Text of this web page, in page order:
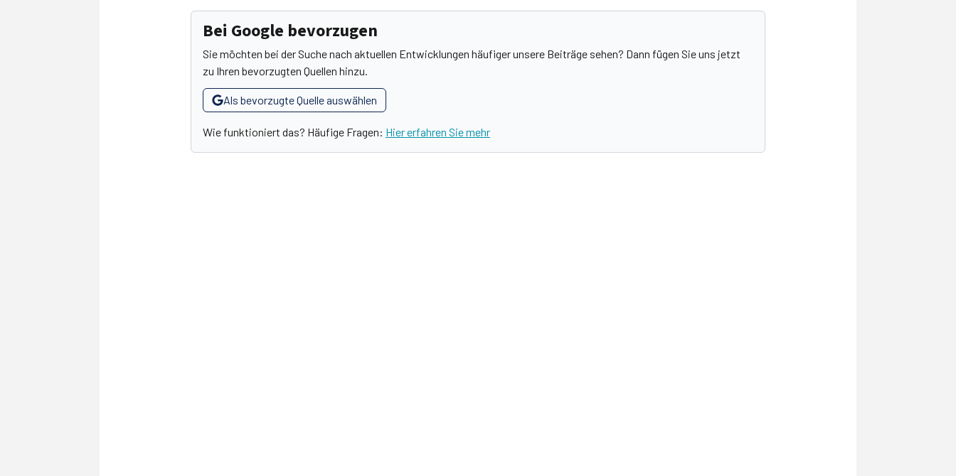
Bei Google bevorzugen
Sie möchten bei der Suche nach aktuellen Entwicklungen häufiger unsere Beiträge sehen? Dann fügen Sie uns jetzt
zu Ihren bevorzugten Quellen hinzu.
Als bevorzugte Quelle auswählen
Wie funktioniert das? Häufige Fragen: Hier erfahren Sie mehr